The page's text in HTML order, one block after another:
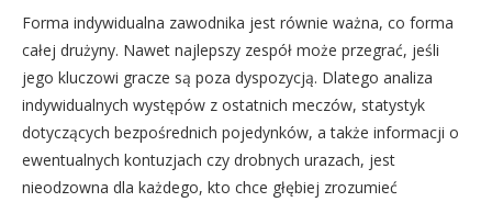
Forma indywidualna zawodnika jest równie ważna, co forma
całej drużyny. Nawet najlepszy zespół może przegrać, jeśli
jego kluczowi gracze są poza dyspozycją. Dlatego analiza
indywidualnych występów z ostatnich meczów, statystyk
dotyczących bezpośrednich pojedynków, a także informacji o
ewentualnych kontuzjach czy drobnych urazach, jest
nieodzowna dla każdego, kto chce głębiej zrozumieć